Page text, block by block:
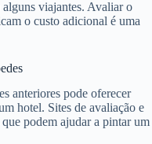
alguns viajantes. Avaliar o
o custo adicional é uma
anteriores pode oferecer
hotel. Sites de avaliação e
podem ajudar a pintar um